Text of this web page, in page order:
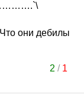
они дебилы
2 / 1